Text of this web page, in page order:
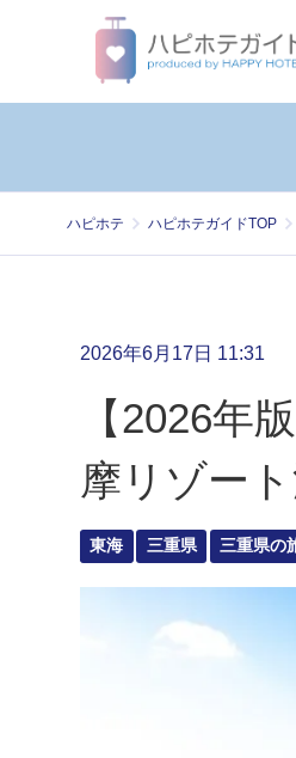
ハピホテ ハピホテガイドTOP
2026年6月17日 11:31
【2026年
摩リゾー
東海 三重県 三重県の